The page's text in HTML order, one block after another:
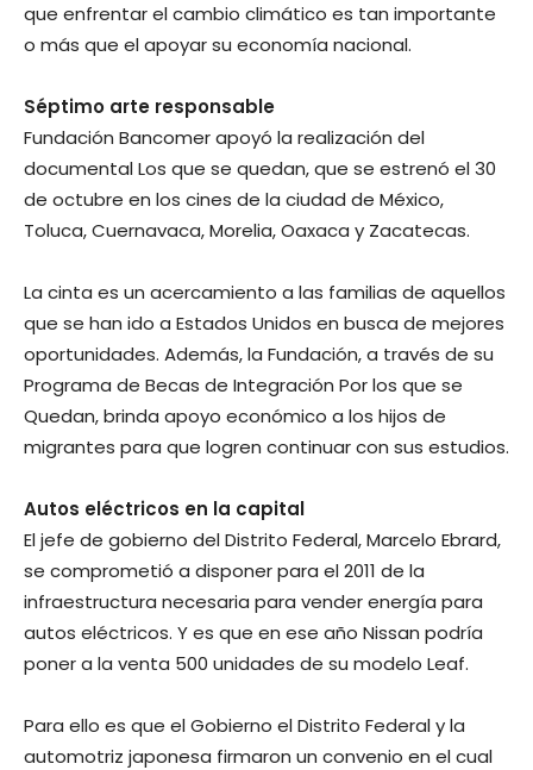
que enfrentar el cambio climático es tan importante
o más que el apoyar su economía nacional.
Séptimo arte responsable
Fundación Bancomer apoyó la realización del
documental Los que se quedan, que se estrenó el 30
de octubre en los cines de la ciudad de México,
Toluca, Cuernavaca, Morelia, Oaxaca y Zacatecas.
La cinta es un acercamiento a las familias de aquellos
que se han ido a Estados Unidos en busca de mejores
oportunidades. Además, la Fundación, a través de su
Programa de Becas de Integración Por los que se
Quedan, brinda apoyo económico a los hijos de
migrantes para que logren continuar con sus estudios.
Autos eléctricos en la capital
El jefe de gobierno del Distrito Federal, Marcelo Ebrard,
se comprometió a disponer para el 2011 de la
infraestructura necesaria para vender energía para
autos eléctricos. Y es que en ese año Nissan podría
poner a la venta 500 unidades de su modelo Leaf.
Para ello es que el Gobierno el Distrito Federal y la
automotriz japonesa firmaron un convenio en el cual